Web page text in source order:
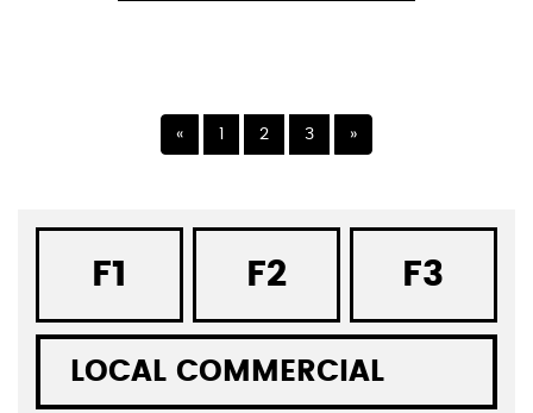
«Précédent
1 2 3 »Suivant
F1 F2 F3
LOCAL COMMERCIAL